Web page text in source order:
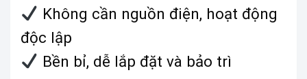
Không cần nguồn điện, hoạt động
độc lập
Bền bỉ, dễ lắp đặt và bảo trì